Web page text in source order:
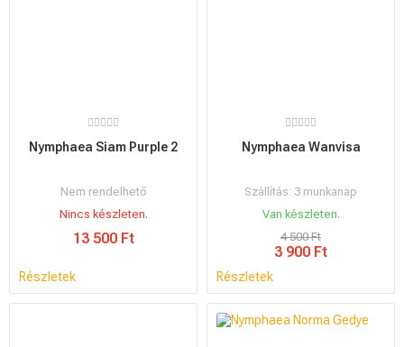
Nymphaea Siam Purple 2
Nem rendelhető
Nincs készleten.
13 500 Ft
Részletek
Nymphaea Wanvisa
Szállítás: 3 munkanap
Van készleten.
4 500 Ft
3 900 Ft
Részletek